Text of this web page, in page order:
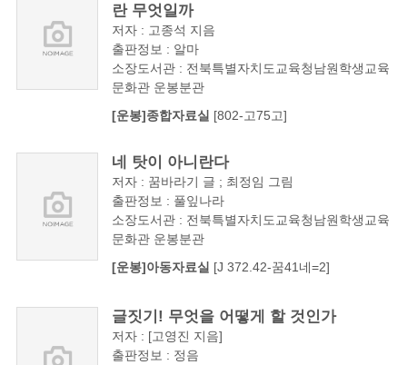
란 무엇일까
저자 : 고종석 지음
출판정보 : 알마
소장도서관 : 전북특별자치도교육청남원학생교육
문화관 운봉분관
[운봉]종합자료실 [802-고75고]
네 탓이 아니란다
저자 : 꿈바라기 글 ; 최정임 그림
출판정보 : 풀잎나라
소장도서관 : 전북특별자치도교육청남원학생교육
문화관 운봉분관
[운봉]아동자료실 [J 372.42-꿈41네=2]
글짓기! 무엇을 어떻게 할 것인가
저자 : [고영진 지음]
출판정보 : 정음